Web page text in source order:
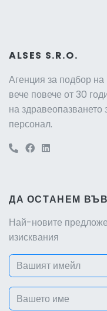
ALSES S.R.O.
Агенция за подбор на
вече повече от 30
на
персонал.
ДА ОСТАНЕМ
Най-новите
изисквания